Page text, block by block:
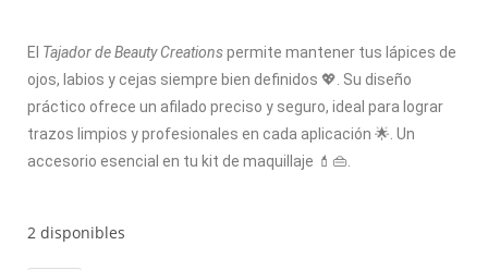
El Tajador de Beauty Creationspermite mantener tus lápices de
ojos, labios y cejas siempre bien definidos 💖. Su diseño
práctico ofrece un afilado preciso y seguro, ideal para lograr
trazos limpios y profesionales en cada aplicación 🌟. Un
accesorio esencial en tu kit de maquillaje 💄👜.
2 disponibles